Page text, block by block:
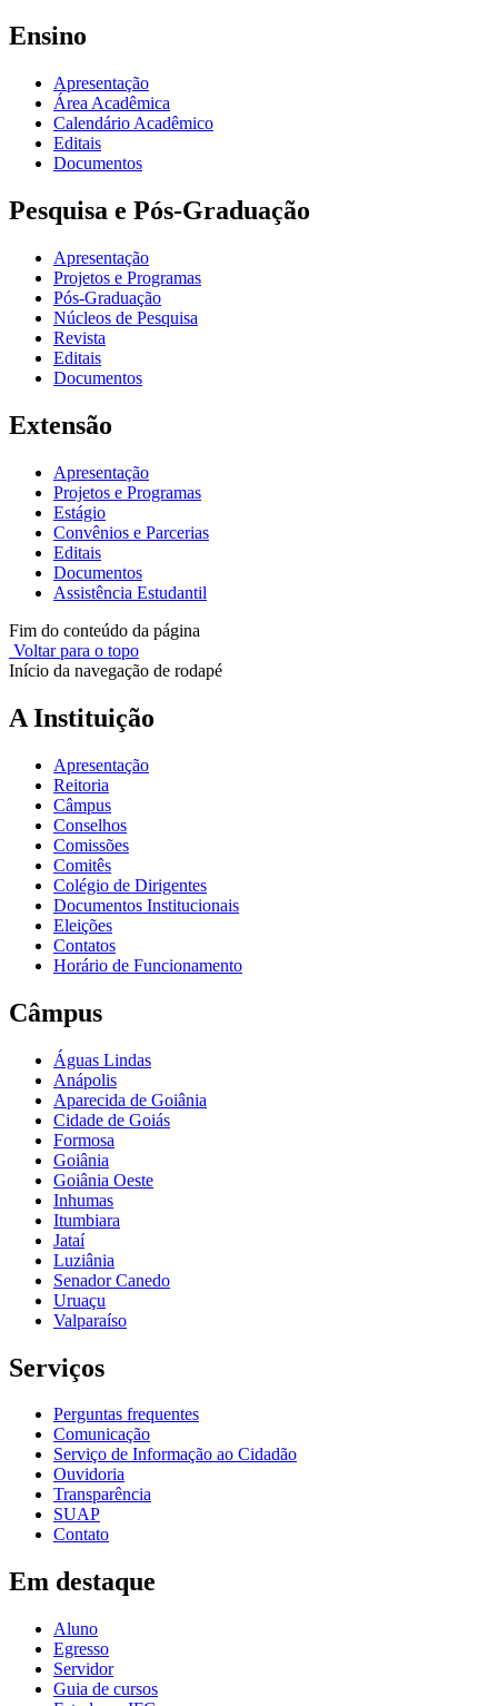
Ensino
Apresentação
Área Acadêmica
Calendário Acadêmico
Editais
Documentos
Pesquisa e Pós-Graduação
Apresentação
Projetos e Programas
Pós-Graduação
Núcleos de Pesquisa
Revista
Editais
Documentos
Extensão
Apresentação
Projetos e Programas
Estágio
Convênios e Parcerias
Editais
Documentos
Assistência Estudantil
Fim do conteúdo da página
Voltar para o topo
Início da navegação de rodapé
A Instituição
Apresentação
Reitoria
Câmpus
Conselhos
Comissões
Comitês
Colégio de Dirigentes
Documentos Institucionais
Eleições
Contatos
Horário de Funcionamento
Câmpus
Águas Lindas
Anápolis
Aparecida de Goiânia
Cidade de Goiás
Formosa
Goiânia
Goiânia Oeste
Inhumas
Itumbiara
Jataí
Luziânia
Senador Canedo
Uruaçu
Valparaíso
Serviços
Perguntas frequentes
Comunicação
Serviço de Informação ao Cidadão
Ouvidoria
Transparência
SUAP
Contato
Em destaque
Aluno
Egresso
Servidor
Guia de cursos